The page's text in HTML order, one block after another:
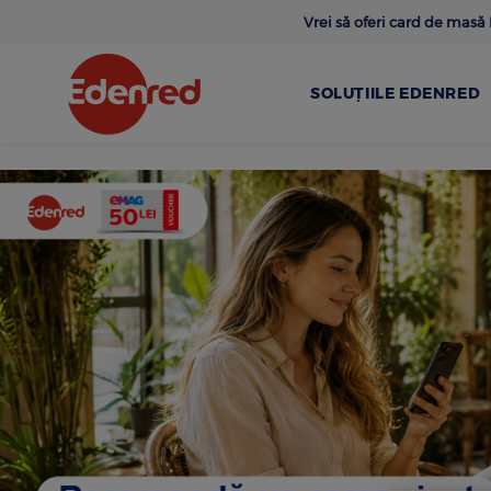
Vrei să oferi card de masă
SOLUȚIILE EDENRED